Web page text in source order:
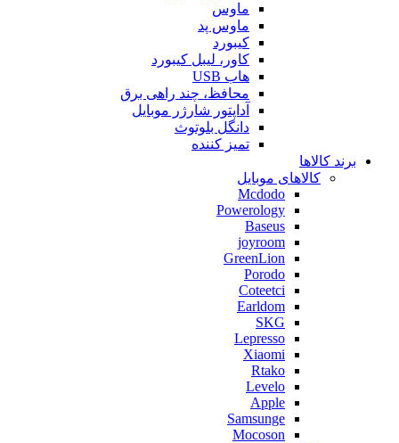
ماوس
ماوس پد
کیبورد
کاور، لیبل کیبورد
هاب USB
محافظ، چند راهی برق
آداپتور شارژر موبایل
دانگل بلوتوث
تمیز کننده
برند کالاها
کالاهای موبایل
Mcdodo
Powerology
Baseus
joyroom
GreenLion
Porodo
Coteetci
Earldom
SKG
Lepresso
Xiaomi
Rtako
Levelo
Apple
Samsunge
Mocoson